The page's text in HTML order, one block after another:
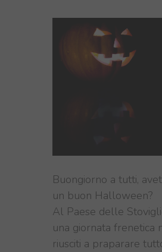
Buongiorno a tutti,
un buon Halloween?
Al Paese delle
una giornata frenetica
riusciti a praparare